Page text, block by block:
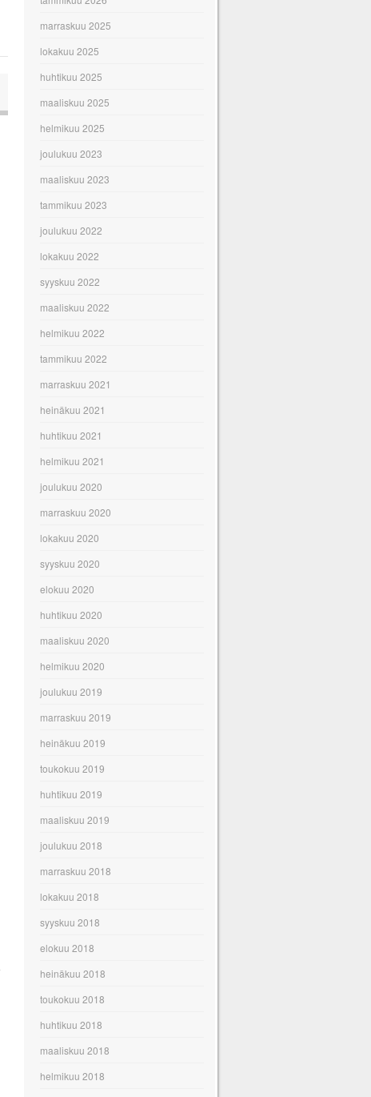
marraskuu 2025
lokakuu 2025
huhtikuu 2025
maaliskuu 2025
helmikuu 2025
joulukuu 2023
maaliskuu 2023
tammikuu 2023
joulukuu 2022
lokakuu 2022
syyskuu 2022
maaliskuu 2022
helmikuu 2022
tammikuu 2022
marraskuu 2021
heinäkuu 2021
huhtikuu 2021
helmikuu 2021
joulukuu 2020
marraskuu 2020
lokakuu 2020
syyskuu 2020
elokuu 2020
huhtikuu 2020
maaliskuu 2020
helmikuu 2020
joulukuu 2019
marraskuu 2019
heinäkuu 2019
toukokuu 2019
huhtikuu 2019
maaliskuu 2019
joulukuu 2018
marraskuu 2018
lokakuu 2018
syyskuu 2018
elokuu 2018
heinäkuu 2018
toukokuu 2018
huhtikuu 2018
maaliskuu 2018
helmikuu 2018